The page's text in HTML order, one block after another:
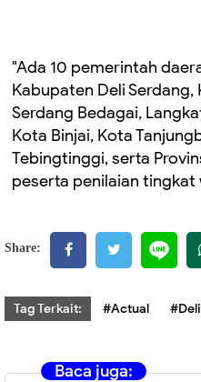
"Ada 10 pemerintah
Kabupaten Deli
Serdang Bedagai,
Kota Binjai, Kota
Tebingtinggi, serta
peserta penilaian tingkat
Share:
Tag Terkait: #Actual
Baca juga: